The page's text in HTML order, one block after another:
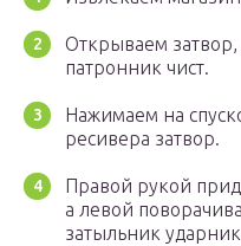
Открываем затвор,
патронник чист.
Нажимаем на
ресивера затвор.
Правой рукой
а левой
затыльник